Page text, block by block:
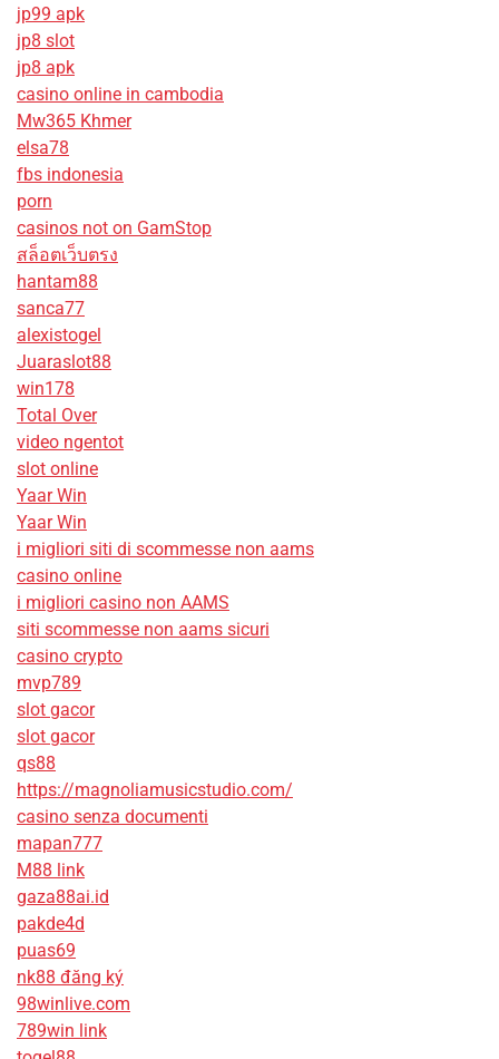
jp99 apk
jp8 slot
jp8 apk
casino online in cambodia
Mw365 Khmer
elsa78
fbs indonesia
porn
casinos not on GamStop
สล็อตเว็บตรง
hantam88
sanca77
alexistogel
Juaraslot88
win178
Total Over
video ngentot
slot online
Yaar Win
Yaar Win
i migliori siti di scommesse non aams
casino online
i migliori casino non AAMS
siti scommesse non aams sicuri
casino crypto
mvp789
slot gacor
slot gacor
qs88
https://magnoliamusicstudio.com/
casino senza documenti
mapan777
M88 link
gaza88ai.id
pakde4d
puas69
nk88 đăng ký
98winlive.com
789win link